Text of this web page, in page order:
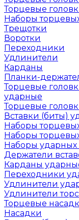
Торцевые
Наборы
Трещотки
Воротки
Переходники
Удлинители
Карданы
Планки-
Торцевые
ударные
Торцевые
Вставки (биты)
Наборы
Наборы
Наборы ударных
Держатели
Карданы
Переходники
Удлинители
Удлинители
Торцевые
Насадки